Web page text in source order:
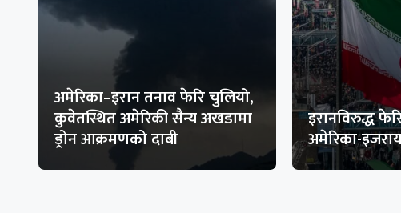
अमेरिका–इरान तनाव फेरि चुलियो,
कुवेतस्थित अमेरिकी सैन्य अखडामा
ड्रोन आक्रमणको दाबी
इरानविरुद्ध
अमेरिका-